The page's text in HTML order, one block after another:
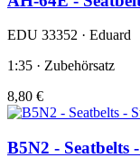
EDU 33352 · Eduard
1:35 · Zubehörsatz
8,80 €
B5N2 - Seatbelts